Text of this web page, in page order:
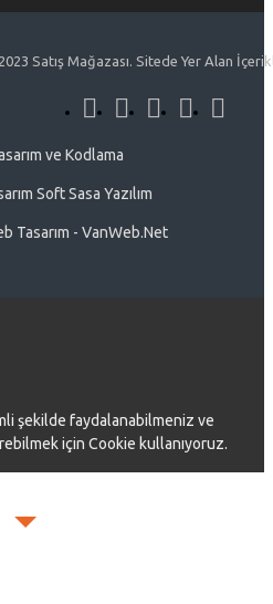
Satış Mağazası. Sitede Yer Alan
ve Kodlama
Soft Sasa Yazılım
Tasarım - VanWeb.Net
şekilde faydalanabilmeniz ve
için Cookie kullanıyoruz.